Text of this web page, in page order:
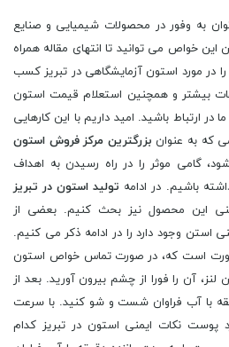
به وفور در محصولات شیمیایی و صنایع
خواص می توانید تا انتهای مقاله همراه
در مورد استون آزمایشگاهی در تبریز کسب
بیشتر و همچنین استعلام قیمت استون
در ارتباط باشید. امید داریم با این کارهایی
که به عنوان بزرگترین مرکز فروش استون
گامی موثر را در راه رسیدن به اهداف
باشیم. در ادامه تولید استون در تبریز
این محصول نیز بحث کنیم. بعضی از
استن وجود دارد را در ادامه ذکر می کنیم.
صورت است که، در صورت تماس خواص استون
آن را فورا از چشم بیرون آورید. بعد از
با آب فراوان شست و شو کنید. با سرعت
پوست نکات ایمنی استون در تبریز کدام